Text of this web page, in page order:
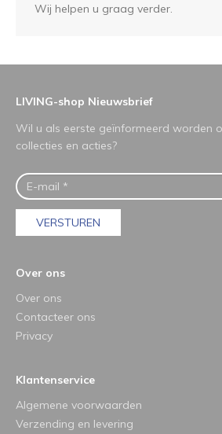
Wij helpen u graag verder.
LIVING-shop Nieuwsbrief
Wil u als eerste geïnformeerd worden
collecties en acties?
VERSTUREN
Over ons
Over ons
Contacteer ons
Privacy
Klantenservice
Algemene voorwaarden
Verzending en levering